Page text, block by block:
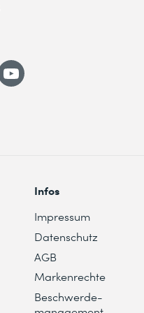
Infos
Impressum
Datenschutz
AGB
Markenrechte
Beschwerde-